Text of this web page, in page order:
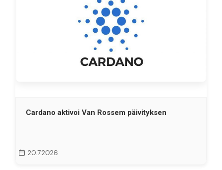
Cardano aktivoi Van Rossem päivityksen
20.7.2026